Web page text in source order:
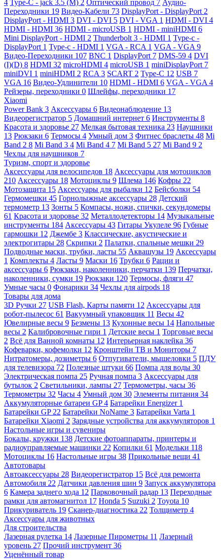
4 Type-C - jack 3.5 (M) 2 Оптический провод 7 Аудио-
Переходники 19 Видео-Кабели 73 DisplayPort - DisplayPort 2
DisplayPort - HDMI 3 DVI - DVI 5 DVI - VGA 1 HDMI - DVI 4
HDMI - HDMI 36 HDMI - microUSB 1 HDMI - miniHDMI 6
Mini DisplayPort - HDMI 2 Thunderbolt 3 - HDMI 1 Type-c -
DisplayPort 1 Type-c - HDMI 1 VGA - RCA 1 VGA - VGA 9
Видео-Переходники 107 BNC 1 DisplayPort 7 DMS-59 4 DVI
(I)(D) 8 HDMI 32 microHDMI 4 microUSB 1 miniDisplayPort 7
miniDVI 1 miniHDMI 2 RCA 3 SCART 2 Type-C 12 USB 7
VGA 16 Видео-Удлинители 10 HDMI - HDMI 6 VGA - VGA 4
Рейзеры, переходники 0 Шлейфы, переходники 17
Xiaomi
Power Bank 3 Аксессуары 6 Видеонаблюдение 13
Видеорегистратор 5 Домашний интернет 6 Инструменты 8
Красота и здоровье 27 Мелкая бытовая техника 23 Наушники
13 Рюкзаки 6 Термосы 4 Умный дом 3 Фитнес браслеты 48 Mi
Band 2 8 Mi Band 3 4 Mi Band 4 7 Mi Band 5 27 Mi Band 9 2
Чехлы для наушников 7
Туризм, спорт и здоровье
Аксессуары для велосипедов 18 Аксессуары для мотоциклов
210 Аксессуары 18 Мотоциклы 9 Шлема 146 Кофры 22
Мотозащита 15 Аксессуары для рыбалки 12 Бейсболки 54
Гермомешки 45 Горнолыжные аксессуары 28 Детский
термометр 13 Зонты 5 Компасы, ножи, спички, секундомеры
61 Красота и здоровье 32 Металлодетекторы 14 Музыкальные
инструменты 184 Аксессуары 43 Гитары Укулеле 96 Губные
гармошки 12 Джембе 3 Классические, акустические и
электрогитары 28 Скрипки 2 Палатки, спальные мешки 29
Подводные маски, трубки, ласты 55 Аквашузы 19 Аксессуары
1 Комплекты 4 Ласты 9 Маски 16 Трубки 6 Рации и
аксессуары 6 Рюкзаки, наколенники, перчатки 139 Перчатки,
наколенники, сумки 19 Рюкзаки 120 Термосы, фляги 47
Умные часы 0 Фонарики 34 Чехлы для airpods 18
Товары для дома
3D Ручки 27 USB Flash, Карты памяти 12 Аксессуары для
робот-пылесос 61 Вакуумный упаковщик 11 Весы 42
Ювелирные весы 9 Безмены 13 Кухонные весы 14 Напольные
весы 2 Калибровочные гири 1 Детские весы 1 Торговые весы
2 Всё для Ванной комнаты 12 Интерьерная наклейка 36
Кофеварки, кофемолки 12 Кронштейн ТВ и Мониторы 7
Нитратомеры, дозиметры 6 Отпугиватели, мышеловки 5 ПДУ
для телевизора 72 Полезные штуки 66 Помпа для воды 30
Электрическая помпа 25 Ручная помпа 3 Аксессуары для
бутылок 2 Светильники, лампы 27 Термометры, часы 36
Термометры 32 Часы 4 Умный дом 30 Элементы питания 34
Аккумуляторные батареи GP4 Батарейки Energizer 1
Батарейки GP 22 Батарейки NoName 3 Батарейки Varta 1
Батарейки Xiaomi 2 Зарядные устройства для аккумуляторов 1
Настольные игры и сувениры
Бокалы, кружки 138 Детские фотоаппараты, принтеры и
радиоуправляемые машинки 22 Копилки 61 Модельки 118
Мотоциклы 16 Настольные игры 38 Прикольные вещи 41
Автотовары
Автоаксессуары 28 Видеорегистратор 15 Всё для ремонта
Автомобиля 22 Датчики давления шин 9 Запуск аккумулятора
6 Камера заднего хода 12 Парковочный радар 13 Переходные
рамки для автомагнитол 17 Honda 5 Suzuki 2 Toyota 10
Прикуриватель 19 Сканер-диагностика 22 Толщиметр 4
Аксессуары для животных
Для строительства
Лазерная рулетка 14 Лазерные Пирометры 11 Лазерный
уровень 27 Прочий инструмент 36
Уценённый товар